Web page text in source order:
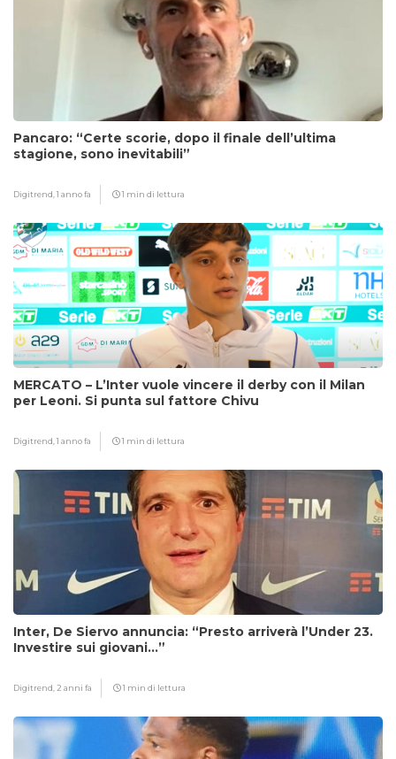
Pancaro: “Certe scorie, dopo il finale dell’ultima
stagione, sono inevitabili”
Digitrend,1 anno fa 1 min di lettura
MERCATO – L’Inter vuole vincere il derby con il Milan
per Leoni. Si punta sul fattore Chivu
Digitrend,1 anno fa 1 min di lettura
Inter, De Siervo annuncia: “Presto arriverà l’Under 23.
Investire sui giovani…”
Digitrend, 2 anni fa 1 min di lettura